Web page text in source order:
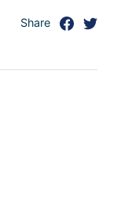
Share